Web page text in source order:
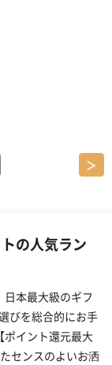
＞
の人気ラン
本最大級のギフ
びを総合的にお手
イント還元最大
センスのよいお洒